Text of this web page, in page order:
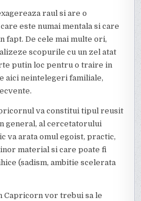
raul si are o
este numai mentala si care
fapt. De cele mai multe ori,
scopurile cu un zel atat
putin loc pentru o traire in
aici neintelegeri familiale,
va constitui tipul reusit
general, al cercetatorului
va arata omul egoist, practic,
material si care poate fi
(sadism, ambitie scelerata
Capricorn vor trebui sa le